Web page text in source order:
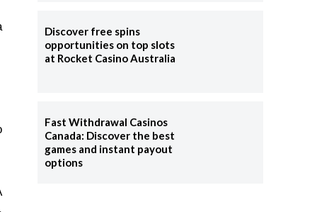
Discover free spins
opportunities on top slots
at Rocket Casino Australia
Fast Withdrawal Casinos
Canada: Discover the best
games and instant payout
options